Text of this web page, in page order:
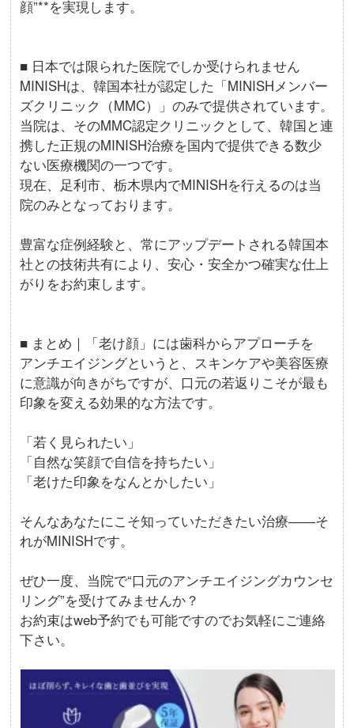
顔”**を実現します。
■ 日本では限られた医院でしか受けられません
MINISHは、韓国本社が認定した「MINISHメンバー
ズクリニック（MMC）」のみで提供されています。
当院は、そのMMC認定クリニックとして、韓国と連
携した正規のMINISH治療を国内で提供できる数少
ない医療機関の一つです。
現在、足利市、栃木県内でMINISHを行えるのは当
院のみとなっております。
豊富な症例経験と、常にアップデートされる韓国本
社との技術共有により、安心・安全かつ確実な仕上
がりをお約束します。
■ まとめ｜「老け顔」には歯科からアプローチを
アンチエイジングというと、スキンケアや美容医療
に意識が向きがちですが、口元の若返りこそが最も
印象を変える効果的な方法です。
「若く見られたい」
「自然な笑顔で自信を持ちたい」
「老けた印象をなんとかしたい」
そんなあなたにこそ知っていただきたい治療――そ
れがMINISHです。
ぜひ一度、当院で“口元のアンチエイジングカウンセ
リング”を受けてみませんか？
お約束はweb予約でも可能ですのでお気軽にご連絡
下さい。